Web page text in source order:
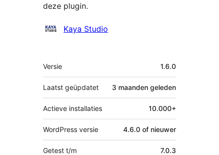
deze plugin.
BijdragersKaya Studio
Meta
Versie 1.6.0
Laatst geüpdatet 3 maanden geleden
Actieve installaties 10.000+
WordPress versie 4.6.0 of nieuwer
Getest t/m 7.0.3